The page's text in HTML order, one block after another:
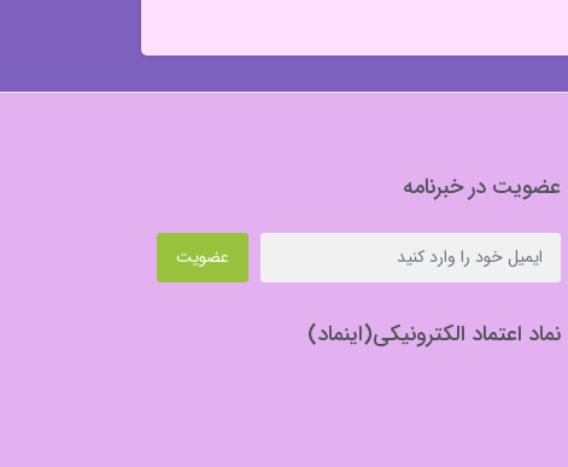
عضویت در خبرنامه
عضویت
نماد اعتماد الکترونیکی(اینماد)